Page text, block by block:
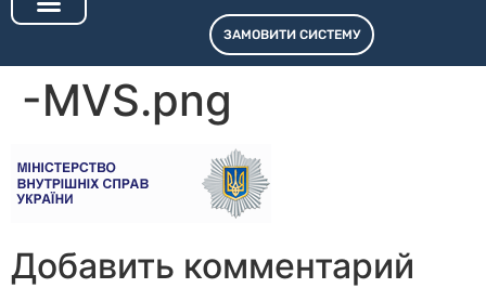
ЗАМОВИТИ СИСТЕМУ
-MVS.png
Добавить комментарий